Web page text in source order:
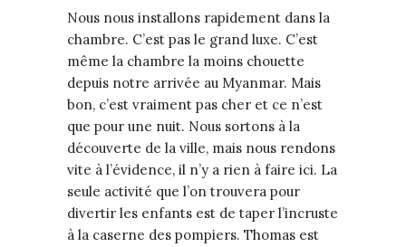
Nous nous installons rapidement dans la
chambre. C’est pas le grand luxe. C’est
même la chambre la moins chouette
depuis notre arrivée au Myanmar. Mais
bon, c’est vraiment pas cher et ce n’est
que pour une nuit. Nous sortons à la
découverte de la ville, mais nous rendons
vite à l’évidence, il n’y a rien à faire ici. La
seule activité que l’on trouvera pour
divertir les enfants est de taper l’incruste
à la caserne des pompiers. Thomas est